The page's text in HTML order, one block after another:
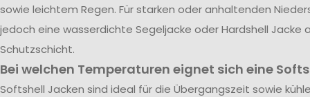
sowie leichtem Regen. Für starken oder anhaltenden
jedoch eine wasserdichte Segeljacke oder Hardshell Jacke
Schutzschicht.
Bei welchen Temperaturen eignet sich eine
Softshell Jacken sind ideal für die Übergangszeit sowie